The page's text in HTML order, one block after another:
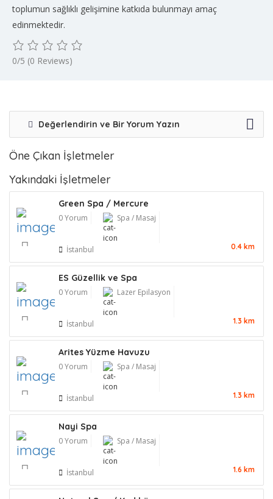
toplumun sağlıklı gelişimine katkıda bulunmayı amaç
edinmektedir.
0/5 (0 Reviews)
Değerlendirin ve Bir Yorum Yazın
Öne Çıkan İşletmeler
Yakındaki İşletmeler
Green Spa / Mercure
0 Yorum Spa / Masaj
İstanbul 0.4 km
ES Güzellik ve Spa
0 Yorum Lazer Epilasyon
İstanbul 1.3 km
Arites Yüzme Havuzu
0 Yorum Spa / Masaj
İstanbul 1.3 km
Nayi Spa
0 Yorum Spa / Masaj
İstanbul 1.6 km